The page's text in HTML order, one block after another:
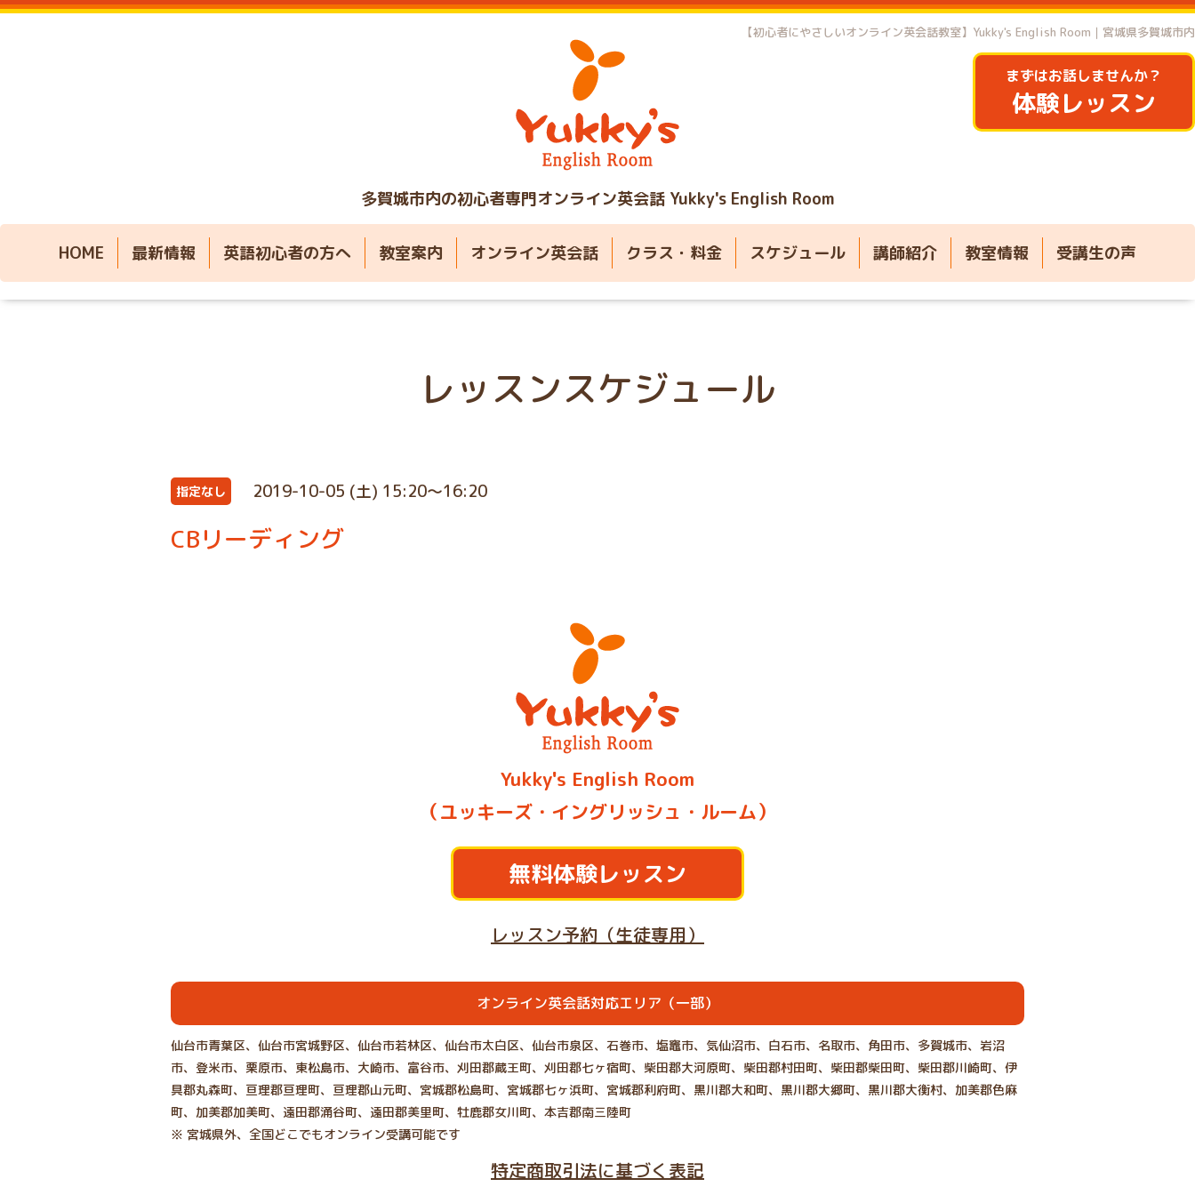
多賀城市内の初心者専門オンライン英会話 Yukky's English Room
【初心者にやさしいオンライン英会話教室】Yukky's English Room｜宮城県多賀城市内
まずはお話しませんか？
体験レッスン
HOME 最新情報 英語初心者の方へ 教室案内 オンライン英会話 クラス・料金 スケジュール 講師紹介 教室情報 受講生の声
レッスンスケジュール
指定なし 2019-10-05 (土) 15:20～16:20
CBリーディング
Yukky's English Room
（ユッキーズ・イングリッシュ・ルーム）
無料体験レッスン
レッスン予約（生徒専用）
オンライン英会話対応エリア（一部）
仙台市青葉区、仙台市宮城野区、仙台市若林区、仙台市太白区、仙台市泉区、石巻市、塩竈市、気仙沼市、白石市、名取市、角田市、多賀城市、岩沼
市、登米市、栗原市、東松島市、大崎市、富谷市、刈田郡蔵王町、刈田郡七ヶ宿町、柴田郡大河原町、柴田郡村田町、柴田郡柴田町、柴田郡川崎町、伊
具郡丸森町、亘理郡亘理町、亘理郡山元町、宮城郡松島町、宮城郡七ヶ浜町、宮城郡利府町、黒川郡大和町、黒川郡大郷町、黒川郡大衡村、加美郡色麻
町、加美郡加美町、遠田郡涌谷町、遠田郡美里町、牡鹿郡女川町、本吉郡南三陸町
※ 宮城県外、全国どこでもオンライン受講可能です
特定商取引法に基づく表記